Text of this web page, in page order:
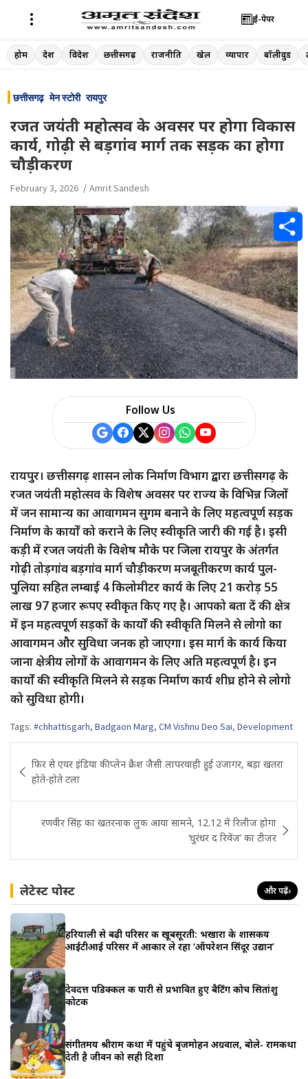
Skip
to
ई-पेपर
होम देश विदेश छत्तीसगढ़ राजनीति खेल व्यापार बॉलीवुड
छत्तीसगढ़ मेन स्टोरी रायपुर
रजत जयंती महोत्सव के अवसर पर होगा विकास
कार्य, गोढ़ी से बड़गांव मार्ग तक सड़क का होगा
चौड़ीकरण
February 3, 2026 Amrit Sandesh
Follow Us
रायपुर। छत्तीसगढ़ शासन लोक निर्माण विभाग द्वारा छत्तीसगढ़ के
रजत जयंती महोत्सव के विशेष अवसर पर राज्य के विभिन्न जिलों
में जन सामान्य का आवागमन सुगम बनाने के लिए महत्वपूर्ण सड़क
निर्माण के कार्यों को कराने के लिए स्वीकृति जारी की गई है। इसी
कड़ी में रजत जयंती के विशेष मौके पर जिला रायपुर के अंतर्गत
गोढ़ी तोड़गांव बड़गांव मार्ग चौड़ीकरण मजबूतीकरण कार्य पुल-
पुलिया सहित लम्बाई 4 किलोमीटर कार्य के लिए 21 करोड़ 55
लाख 97 हजार रूपए स्वीकृत किए गए है। आपको बता दें की क्षेत्र
में इन महत्वपूर्ण सड़कों के कार्यों की स्वीकृति मिलने से लोगो का
आवागमन और सुविधा जनक हो जाएगा। इस मार्ग के कार्य किया
जाना क्षेत्रीय लोगों के आवागमन के लिए अति महत्वपूर्ण है। इन
कार्यों की स्वीकृति मिलने से सड़क निर्माण कार्य शीघ्र होने से लोगो
को सुविधा होगी।
Tags: #chhattisgarh, Badgaon Marg, CM Vishnu Deo Sai, Development
navigation
फिर से एयर इंडिया की प्लेन क्रैश जैसी लापरवाही हुई उजागर, बड़ा खतरा
होते-होते टला
रणवीर सिंह का खतरनाक लुक आया सामने, 12.12 में रिलीज होगा
‘धुरंधर द रिवेंज’ का टीजर
लेटेस्ट पोस्ट और पढ़ें›
हरियाली से बढ़ी परिसर की खूबसूरती: भखारा के शासकीय
आईटीआई परिसर में आकार ले रहा ‘ऑपरेशन सिंदूर उद्यान’
देवदत्त पडिक्कल की पारी से प्रभावित हुए बैटिंग कोच सितांशु
कोटक
संगीतमय श्रीराम कथा में पहुंचे बृजमोहन अग्रवाल, बोले- रामकथा
देती है जीवन को सही दिशा
S
h
a
r
e